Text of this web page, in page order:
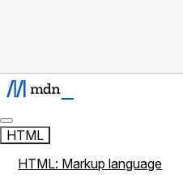
HTML
HTML: Markup language